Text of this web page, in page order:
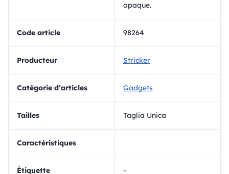
opaque.
Code article 98264
Producteur Stricker
Catégorie d'articles Gadgets
Tailles Taglia Unica
Caractéristiques
Étiquette -